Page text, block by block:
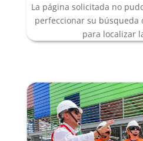
La página solicitada no
perfeccionar su búsqueda
para localizar